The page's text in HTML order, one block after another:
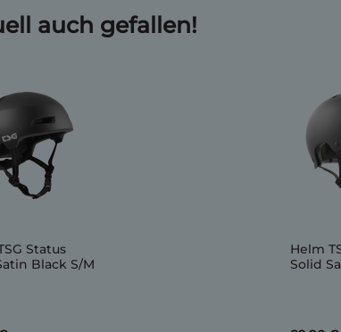
auch gefallen!
Status
Black S/M
Helm
Solid